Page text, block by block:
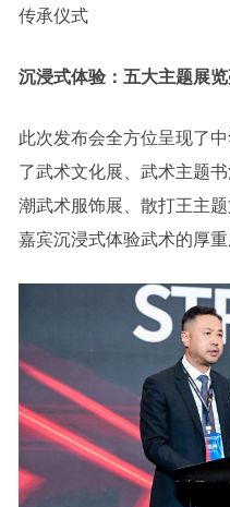
传承仪式
沉浸式体验：五大主题展
此次发布会全方位呈现了
了武术文化展、武术主题
潮武术服饰展、散打王主
嘉宾沉浸式体验武术的厚重